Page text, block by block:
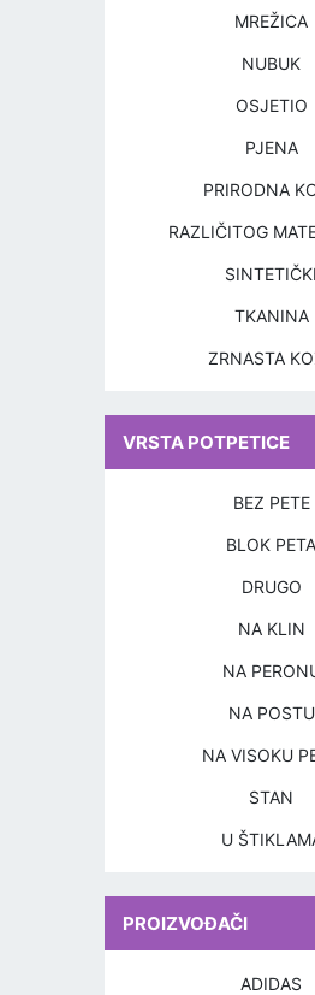
MREŽICA
NUBUK
OSJETIO
PJENA
PRIRODNA
RAZLIČITOG
SINTETIČKI
TKANINA
ZRNASTA
VRSTA POTPETICE
BEZ PETE
BLOK PETA
DRUGO
NA KLIN
NA
NA POSTU
NA VISOKU
STAN
U
PROIZVOĐAČI
ADIDAS